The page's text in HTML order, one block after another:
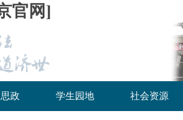
官网]
政 学生园地 社会资源